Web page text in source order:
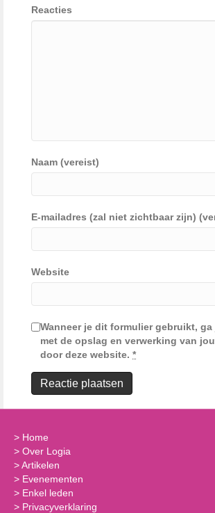
Reacties
Naam (vereist)
E-mailadres (zal niet zichtbaar zijn)
Website
Wanneer je dit formulier gebruikt, ga
met de opslag en verwerking van
door deze website. *
> Home
> Over Logia
>Artikelen
> Evenementen
> Enkel leden
> Privacyverklaring